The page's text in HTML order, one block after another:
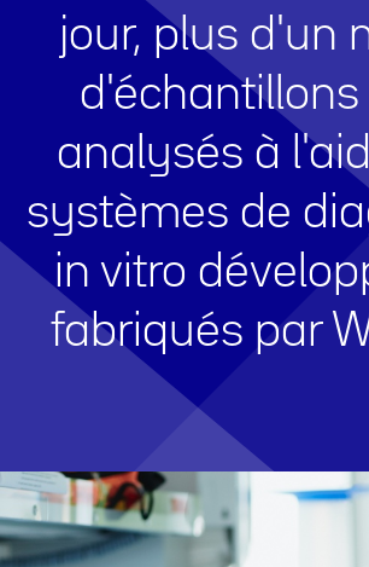
jour, plus d'un
analysés à
systèmes de
in vitro
fabriqués par